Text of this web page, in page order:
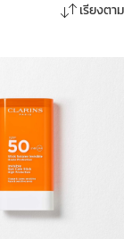
เรียงตาม